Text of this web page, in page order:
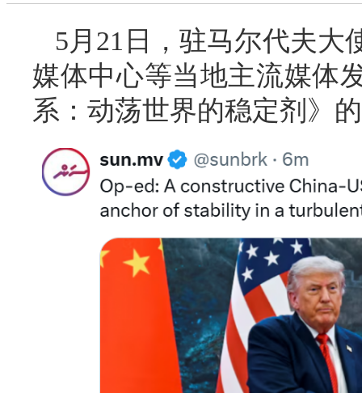
5月21日，驻马尔代夫大
媒体中心等当地主流媒体
系：动荡世界的稳定剂》